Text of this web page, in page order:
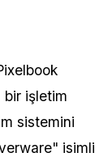
bir işletim
sistemini
isimli